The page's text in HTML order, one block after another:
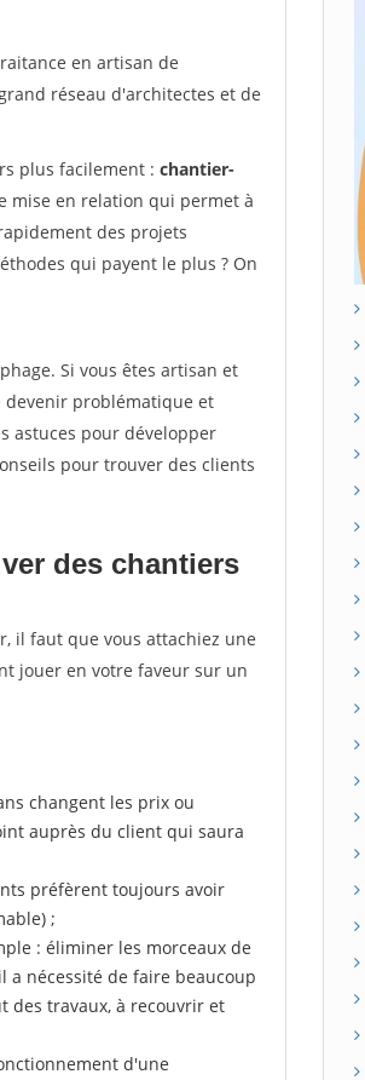
en artisan de
réseau d'architectes et de
plus facilement : chantier-
mise en relation qui permet à
des projets
qui payent le plus ? On
Si vous êtes artisan et
devenir problématique et
astuces pour développer
pour trouver des clients
des chantiers
il faut que vous attachiez une
jouer en votre faveur sur un
changent les prix ou
auprès du client qui saura
préfèrent toujours avoir
;
: éliminer les morceaux de
nécessité de faire beaucoup
des travaux, à recouvrir et
d'une